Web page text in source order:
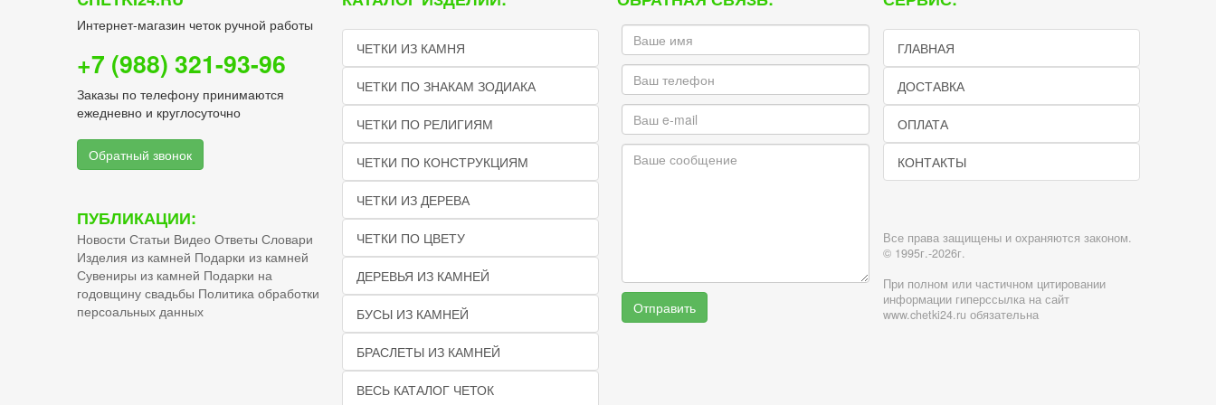
Интернет-магазин четок ручной работы
+7 (988) 321-93-96
Заказы по телефону принимаются
ежедневно и круглосуточно
Обратный звонок
ПУБЛИКАЦИИ:
Новости Статьи Видео Ответы Словари
Изделия из камней Подарки из камней
Сувениры из камней Подарки на
годовщину свадьбы Политика обработки
персоальных данных
ЧЕТКИ ИЗ КАМНЯ
ЧЕТКИ ПО ЗНАКАМ ЗОДИАКА
ЧЕТКИ ПО РЕЛИГИЯМ
ЧЕТКИ ПО КОНСТРУКЦИЯМ
ЧЕТКИ ИЗ ДЕРЕВА
ЧЕТКИ ПО ЦВЕТУ
ДЕРЕВЬЯ ИЗ КАМНЕЙ
БУСЫ ИЗ КАМНЕЙ
БРАСЛЕТЫ ИЗ КАМНЕЙ
ВЕСЬ КАТАЛОГ ЧЕТОК
Отправить
ГЛАВНАЯ
ДОСТАВКА
ОПЛАТА
КОНТАКТЫ
Все права защищены и охраняются законом.
© 1995г.-2026г.
При полном или частичном цитировании
информации гиперссылка на сайт
www.chetki24.ru обязательна